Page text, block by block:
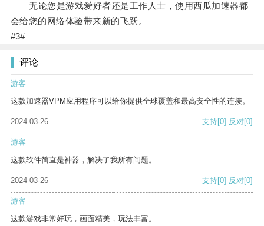
无论您是游戏爱好者还是工作人士，使用西瓜加速器都
会给您的网络体验带来新的飞跃。
#3#
评论
游客
这款加速器VPM应用程序可以给你提供全球覆盖和最高安全性的连接。
2024-03-26 支持[0] 反对[0]
游客
这款软件简直是神器，解决了我所有问题。
2024-03-26 支持[0] 反对[0]
游客
这款游戏非常好玩，画面精美，玩法丰富。